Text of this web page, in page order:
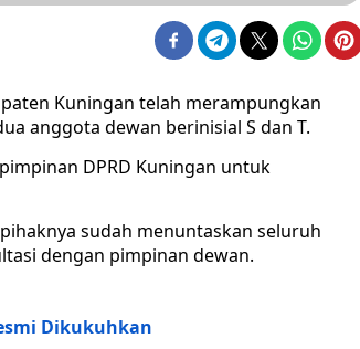
Kuningan telah merampungkan
anggota dewan berinisial S dan T.
DPRD Kuningan untuk
sudah menuntaskan seluruh
dengan pimpinan dewan.
Dikukuhkan